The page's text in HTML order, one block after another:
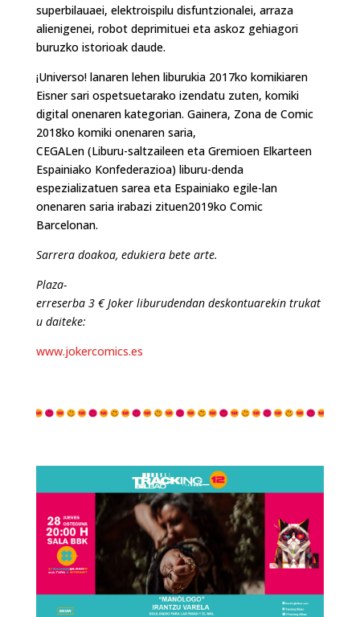
superbilauaei, elektroispilu disfuntzionalei, arraza
alienigenei, robot deprimituei eta askoz gehiagori
buruzko istorioak daude.
¡Universo! lanaren lehen liburukia 2017ko komikiaren
Eisner sari ospetsuetarako izendatu zuten, komiki
digital onenaren kategorian. Gainera, Zona de Comic
2018ko komiki onenaren saria,
CEGALen (Liburu-saltzaileen eta Gremioen Elkarteen
Espainiako Konfederazioa) liburu-denda
espezializatuen sarea eta Espainiako egile-lan
onenaren saria irabazi zituen2019ko Comic
Barcelonan.
Sarrera doakoa, edukiera bete arte.
Plaza-
erreserba 3 € Joker liburudendan deskontuarekin trukat
u daiteke:
www.jokercomics.es